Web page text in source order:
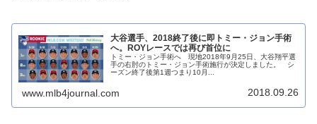
大谷選手、2018終了後に即トミー・ジョン手術
へ。ROYレースでは再び首位に
トミー・ジョン手術へ 現地2018年9月25日、大谷翔平選
手の右肘のトミー・ジョン手術施行が決定しました。 シ
ーズン終了後第1週つまり10月...
www.mlb4journal.com 2018.09.26